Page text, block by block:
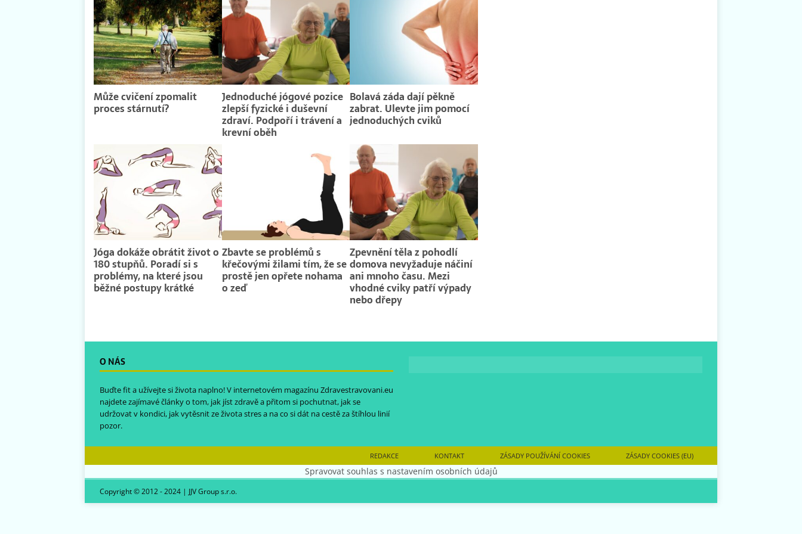
Může cvičení zpomalit
proces stárnutí?
Jednoduché jógové pozice
zlepší fyzické i duševní
zdraví. Podpoří i trávení a
krevní oběh
Bolavá záda dají pěkně
zabrat. Ulevte jim pomocí
jednoduchých cviků
Jóga dokáže obrátit život o
180 stupňů. Poradí si s
problémy, na které jsou
běžné postupy krátké
Zbavte se problémů s
křečovými žilami tím, že se
prostě jen opřete nohama
o zeď
Zpevnění těla z pohodlí
domova nevyžaduje náčiní
ani mnoho času. Mezi
vhodné cviky patří výpady
nebo dřepy
O NÁS
Buďte fit a užívejte si života naplno! V internetovém magazínu Zdravestravovani.eu
najdete zajímavé články o tom, jak jíst zdravě a přitom si pochutnat, jak se
udržovat v kondici, jak vytěsnit ze života stres a na co si dát na cestě za štíhlou linií
pozor.
REDAKCE KONTAKT ZÁSADY POUŽÍVÁNÍ COOKIES ZÁSADY COOKIES (EU)
Spravovat souhlas s nastavením osobních údajů
Copyright © 2012 - 2024 | JJV Group s.r.o.